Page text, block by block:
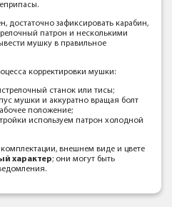
достаточно зафиксировать карабин,
патрон и несколькими
мушку в правильное
корректировки мушки:
станок или тисы;
мушки и аккуратно вращая болт
положение;
используем патрон холодной
внешнем виде и цвете
характер; они могут быть